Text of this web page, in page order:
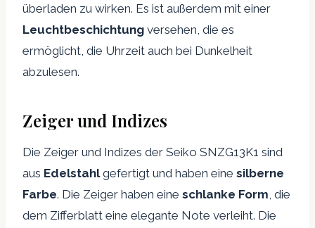
überladen zu wirken. Es ist außerdem mit einer
Leuchtbeschichtung versehen, die es
ermöglicht, die Uhrzeit auch bei Dunkelheit
abzulesen.
Zeiger und Indizes
Die Zeiger und Indizes der Seiko SNZG13K1 sind
aus Edelstahlgefertigt und haben eine silberne
Farbe. Die Zeiger haben eine schlanke Form , die
dem Zifferblatt eine elegante Note verleiht. Die